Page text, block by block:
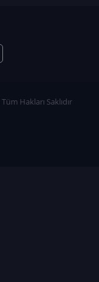
Tüm Hakları Saklıdır